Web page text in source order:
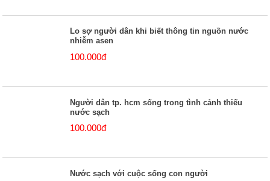
Lo sợ người dân khi biết thông tin nguồn nước
nhiễm asen
100.000đ
Người dân tp. hcm sống trong tình cảnh thiếu
nước sạch
100.000đ
Nước sạch với cuộc sống con người